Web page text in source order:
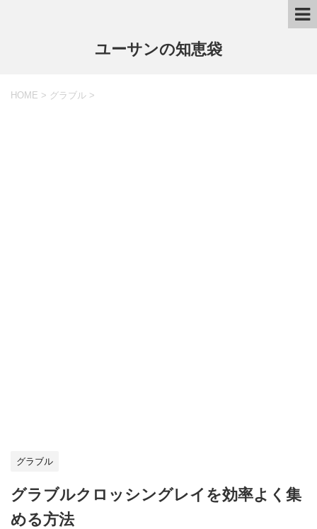
ユーサンの知恵袋
HOME > グラブル >
グラブル
グラブルクロッシングレイを効率よく集
める方法